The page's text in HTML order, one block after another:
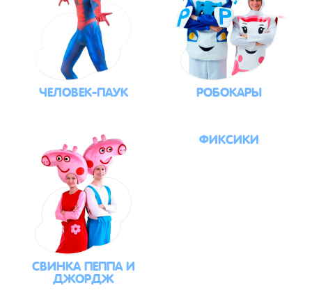
ЧЕЛОВЕК-ПАУК РОБОКАРЫ
СВИНКА ПЕППА И
ДЖОРДЖ
ФИКСИКИ